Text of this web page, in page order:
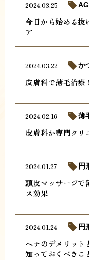
今日から始める抜
ア
2024.03.25
皮膚科で薄毛治
2024.03.22 か
皮膚科か専門ク
2024.02.16 薄
頭皮マッサージで
ス効果
2024.01.27 円
ヘナのデメリット
知っておくべきこ
2024.01.24 円